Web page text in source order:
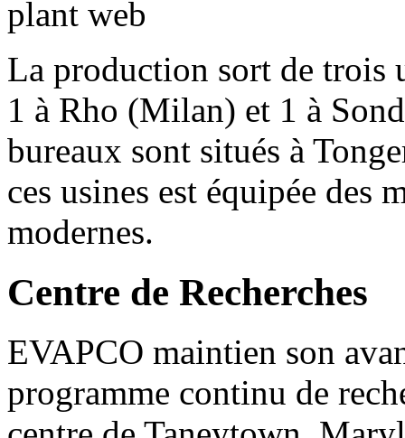
La production sort de trois
1 à Rho (Milan) et 1 à
bureaux sont situés à
ces usines est équipée des
modernes.
Centre de Recherches
EVAPCO maintien son
programme continu de